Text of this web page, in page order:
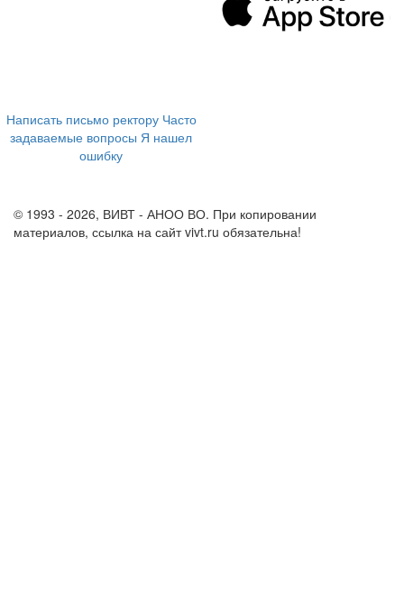
Написать письмо ректору Часто
задаваемые вопросы Я нашел
ошибку
© 1993 - 2026, ВИВТ - АНОО ВО. При копировании
материалов, ссылка на сайт vivt.ru обязательна!